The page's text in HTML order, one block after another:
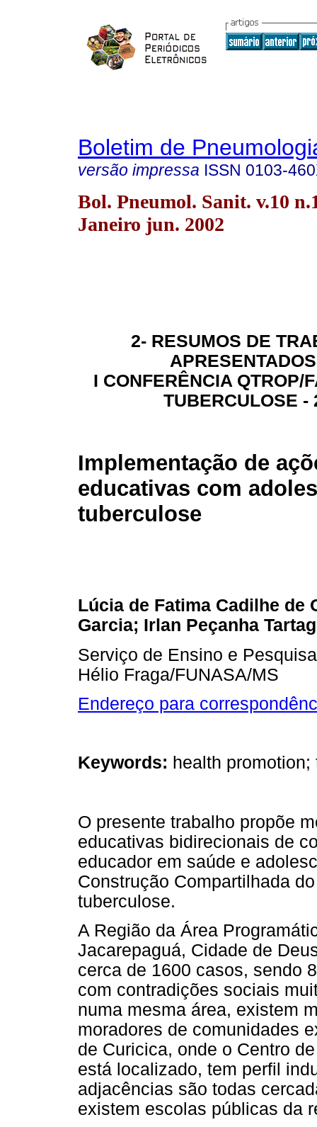
Boletim de
versão impressa ISSN 0103-
Bol. Pneumol. Sanit. v.10
Janeiro jun. 2002
2- RESUMOS DE
I CONFERÊNCIA QTROP/
TUBERCULOSE -
Implementação de
educativas com
tuberculose
Lúcia de Fatima Cadilhe de
Garcia; Irlan Peçanha
Serviço de Ensino e
Hélio Fraga/FUNASA/MS
Endereço para
Keywords: health
O presente trabalho propõe
educativas bidirecionais de
educador em saúde e
Construção Compartilhada
tuberculose.
A Região da Área
Jacarepaguá, Cidade de
cerca de 1600 casos, sendo
com contradições sociais
numa mesma área, existem
moradores de comunidades
de Curicica, onde o Centro
está localizado, tem perfil
adjacências são todas
existem escolas públicas da